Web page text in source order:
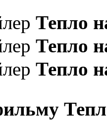
Тепло
Тепло
Тепло